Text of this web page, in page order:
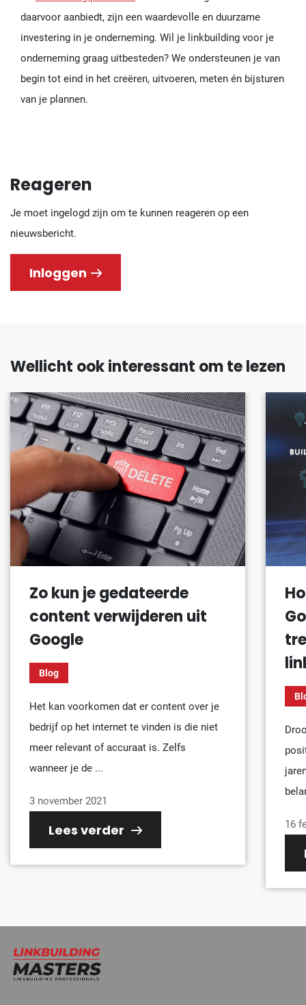
daarvoor aanbiedt, zijn een waardevolle en duurzame
investering in je onderneming. Wil je linkbuilding voor je
onderneming graag uitbesteden? We ondersteunen je van
begin tot eind in het creëren, uitvoeren, meten én bijsturen
van je plannen.
Reageren
Je moet ingelogd zijn om te kunnen reageren op een
nieuwsbericht.
Inloggen
Wellicht ook interessant om te lezen
Zo kun je gedateerde
content verwijderen uit
Google
Blog
Het kan voorkomen dat er content over je
bedrijf op het internet te vinden is die niet
meer relevant of accuraat is. Zelfs
wanneer je de ...
Lees verder
3 november 2021
16